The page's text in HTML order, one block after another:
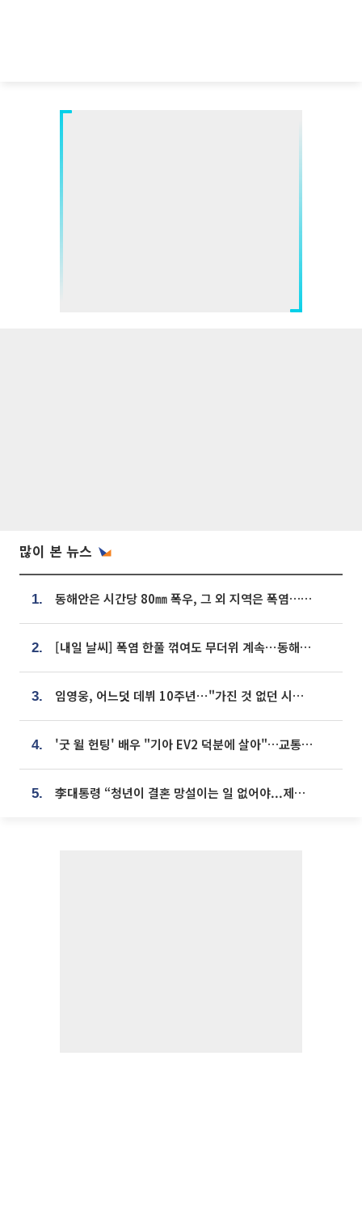
많이 본 뉴스
1. 동해안은 시간당 80㎜ 폭우, 그 외 지역은 폭염…‘극과 극 날씨’
2. [내일 날씨] 폭염 한풀 꺾여도 무더위 계속⋯동해안 이틀 연속 비
3. 임영웅, 어느덧 데뷔 10주년⋯"가진 것 없던 시절, 내 앞엔 20명의 팬뿐"
4. '굿 윌 헌팅' 배우 "기아 EV2 덕분에 살아"…교통사고 후 안전성 극찬
5. 李대통령 “청년이 결혼 망설이는 일 없어야...제도상 불이익 조사”